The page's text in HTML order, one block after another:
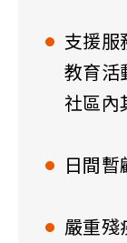
支援服
教育活
社區內
日間暫
嚴重殘